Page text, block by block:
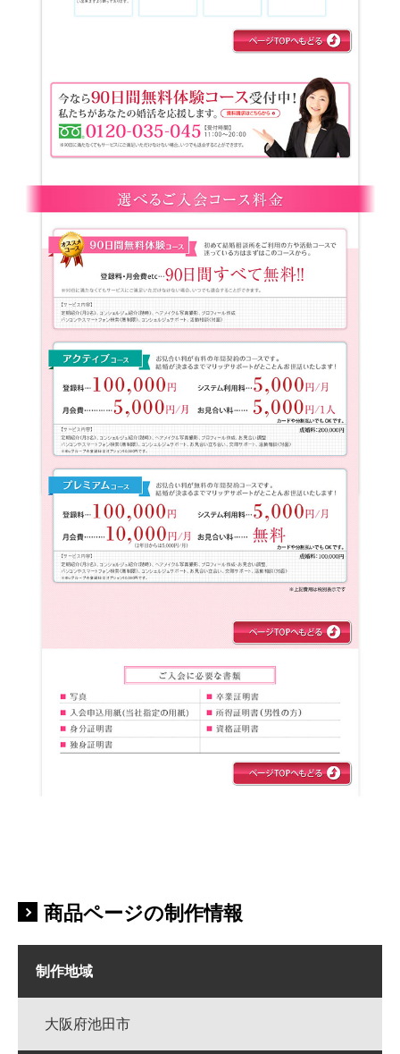
商品ページの制作情報
制作地域
大阪府池田市